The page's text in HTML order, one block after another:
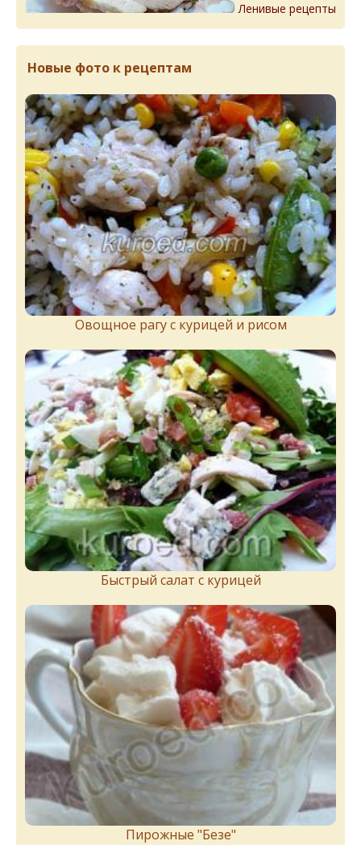
Ленивые рецепты
Новые фото к рецептам
Овощное рагу с курицей и рисом
Быстрый салат с курицей
Пирожныe "Бeзe"